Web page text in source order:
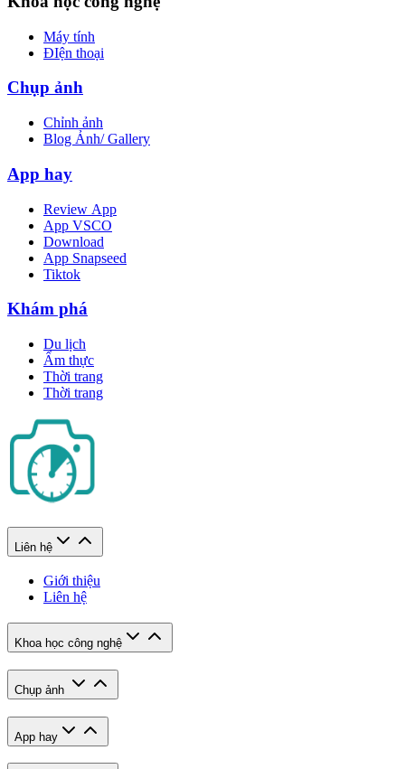
Máy tính
ĐIện thoại
Chụp ảnh
Chỉnh ảnh
Blog Ảnh/ Gallery
App hay
Review App
App VSCO
Download
App Snapseed
Tiktok
Khám phá
Du lịch
Ẩm thực
Thời trang
Thời trang
Liên hệ
Giới thiệu
Liên hệ
Khoa học công nghệ
Chụp ảnh
App hay